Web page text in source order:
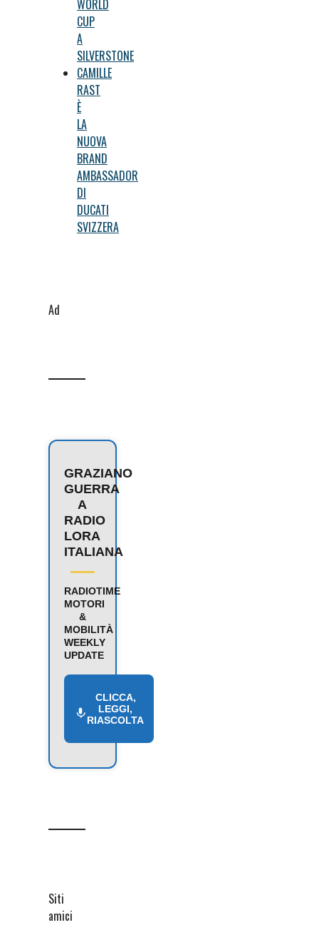
WORLD
CUP
A
SILVERSTONE
CAMILLE
RAST
È
LA
NUOVA
BRAND
AMBASSADOR
DI
DUCATI
SVIZZERA
Ad
GRAZIANO
GUERRA
A
RADIO
LORA
ITALIANA
RADIOTIME
MOTORI
&
MOBILITÀ
WEEKLY
UPDATE
CLICCA,
LEGGI,
RIASCOLTA
Siti
amici